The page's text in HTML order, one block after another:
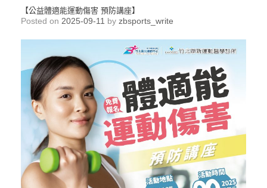
【公益體適能運動傷害 預防講座】
Posted on 2025-09-11 by zbsports_write